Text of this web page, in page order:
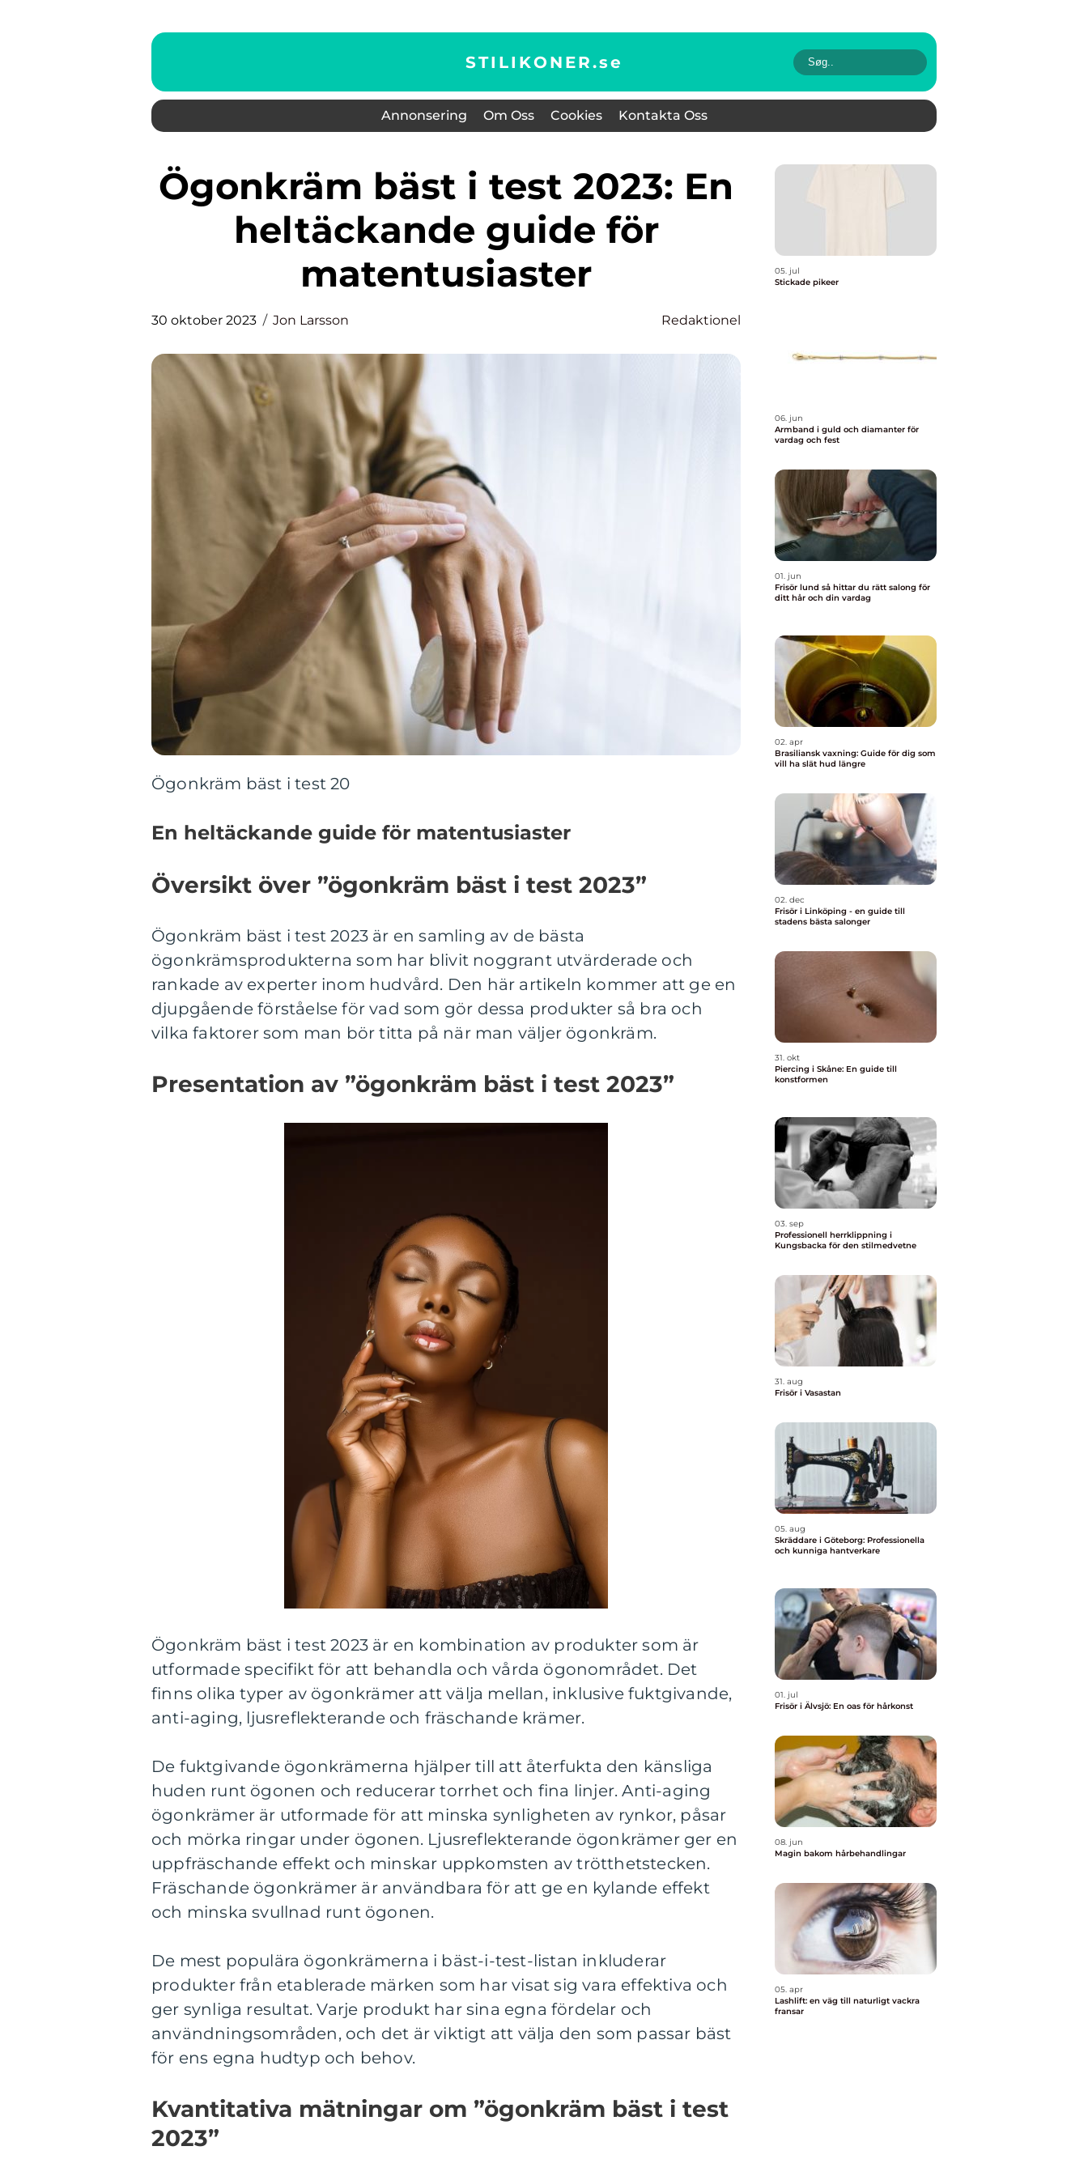
STILIKONER.se
Annonsering Om Oss Cookies Kontakta Oss
Ögonkräm bäst i test 2023: En
heltäckande guide för
matentusiaster
30 oktober 2023 Jon Larsson Redaktionel
Ögonkräm bäst i test 20
En heltäckande guide för matentusiaster
Översikt över ”ögonkräm bäst i test 2023”
Ögonkräm bäst i test 2023 är en samling av de bästa
ögonkrämsprodukterna som har blivit noggrant utvärderade och
rankade av experter inom hudvård. Den här artikeln kommer att ge en
djupgående förståelse för vad som gör dessa produkter så bra och
vilka faktorer som man bör titta på när man väljer ögonkräm.
Presentation av ”ögonkräm bäst i test 2023”
Ögonkräm bäst i test 2023 är en kombination av produkter som är
utformade specifikt för att behandla och vårda ögonområdet. Det
finns olika typer av ögonkrämer att välja mellan, inklusive fuktgivande,
anti-aging, ljusreflekterande och fräschande krämer.
De fuktgivande ögonkrämerna hjälper till att återfukta den känsliga
huden runt ögonen och reducerar torrhet och fina linjer. Anti-aging
ögonkrämer är utformade för att minska synligheten av rynkor, påsar
och mörka ringar under ögonen. Ljusreflekterande ögonkrämer ger en
uppfräschande effekt och minskar uppkomsten av trötthetstecken.
Fräschande ögonkrämer är användbara för att ge en kylande effekt
och minska svullnad runt ögonen.
De mest populära ögonkrämerna i bäst-i-test-listan inkluderar
produkter från etablerade märken som har visat sig vara effektiva och
ger synliga resultat. Varje produkt har sina egna fördelar och
användningsområden, och det är viktigt att välja den som passar bäst
för ens egna hudtyp och behov.
Kvantitativa mätningar om ”ögonkräm bäst i test
2023”
05. jul
Stickade pikeer
06. jun
Armband i guld och diamanter för
vardag och fest
01. jun
Frisör lund så hittar du rätt salong för
ditt hår och din vardag
02. apr
Brasiliansk vaxning: Guide för dig som
vill ha slät hud längre
02. dec
Frisör i Linköping - en guide till
stadens bästa salonger
31. okt
Piercing i Skåne: En guide till
konstformen
03. sep
Professionell herrklippning i
Kungsbacka för den stilmedvetne
31. aug
Frisör i Vasastan
05. aug
Skräddare i Göteborg: Professionella
och kunniga hantverkare
01. jul
Frisör i Älvsjö: En oas för hårkonst
08. jun
Magin bakom hårbehandlingar
05. apr
Lashlift: en väg till naturligt vackra
fransar